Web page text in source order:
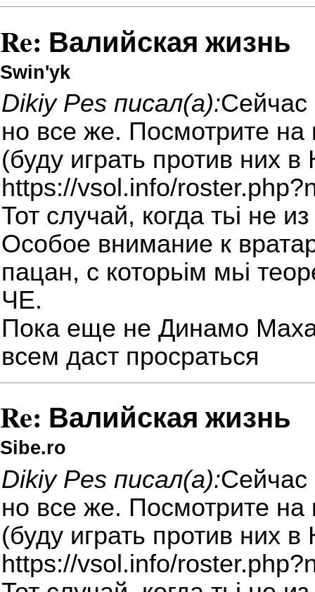
Re: Валийская жизнь
Swin'yk
Dikiy Pes писал(а):
но все же. Посмотрите на
(буду играть против них в
https://vsol.info/
Тот случай, когда тьі не
Особое внимание к
пацан, с которьім мьі
ЧЕ.
Пока еще не Динамо
всем даст просраться
Re: Валийская жизнь
Sibe.ro
Dikiy Pes писал(а):
но все же. Посмотрите на
(буду играть против них в
https://vsol.info/